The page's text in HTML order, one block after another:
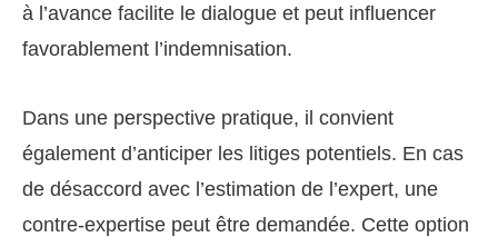
à l’avance facilite le dialogue et peut influencer
favorablement l’indemnisation.
Dans une perspective pratique, il convient
également d’anticiper les litiges potentiels. En cas
de désaccord avec l’estimation de l’expert, une
contre-expertise peut être demandée. Cette option